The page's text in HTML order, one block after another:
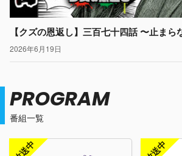
【クズの恩返し】三百七十四話 〜止まら
2026年6月19日
番組一覧
PROGRAM